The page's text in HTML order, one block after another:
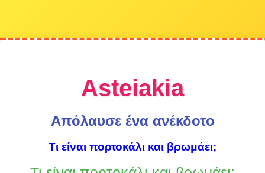
Asteiakia
Απόλαυσε ένα ανέκδοτο
Τι είναι πορτοκάλι και βρωμάει;